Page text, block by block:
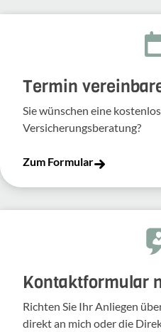
Termin
Sie wünschen eine
Versicherungsberatung?
Zum Formular
Kontakt­for­mular
Richten Sie Ihr Anliegen
direkt an mich oder die